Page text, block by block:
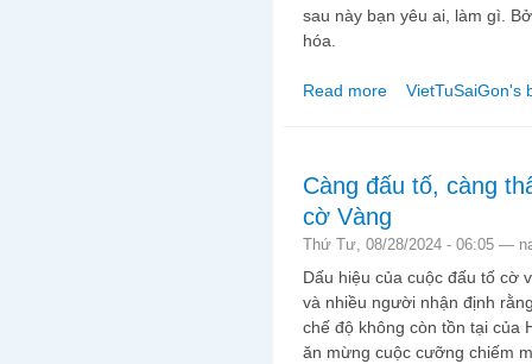
sau này bạn yêu ai, làm gì.
hóa.
Read more about Dưới bóng cờ
VietTuSaiGon's
Càng đấu tố, càng
cờ Vàng
Thứ Tư, 08/28/2024 - 06:05 —
Dấu hiệu của cuộc đấu tố cờ
và nhiều người nhận định
chế độ không còn tồn tại của
ăn mừng cuộc cưỡng chiếm